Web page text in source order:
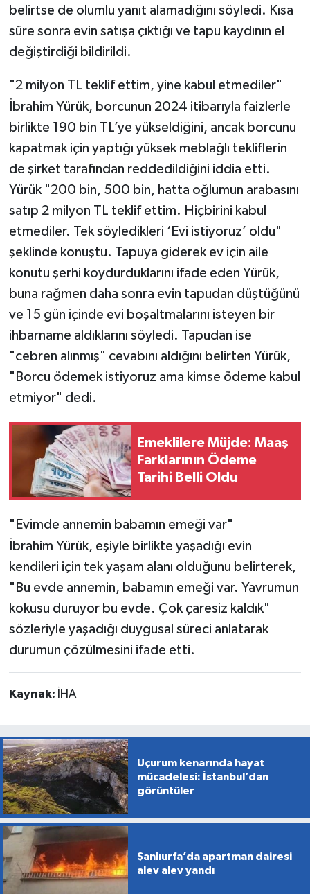
belirtse de olumlu yanıt alamadığını söyledi. Kısa
süre sonra evin satışa çıktığı ve tapu kaydının el
değiştirdiği bildirildi.
"2 milyon TL teklif ettim, yine kabul etmediler"
İbrahim Yürük, borcunun 2024 itibarıyla faizlerle
birlikte 190 bin TL’ye yükseldiğini, ancak borcunu
kapatmak için yaptığı yüksek meblağlı tekliflerin
de şirket tarafından reddedildiğini iddia etti.
Yürük "200 bin, 500 bin, hatta oğlumun arabasını
satıp 2 milyon TL teklif ettim. Hiçbirini kabul
etmediler. Tek söyledikleri ‘Evi istiyoruz’ oldu"
şeklinde konuştu. Tapuya giderek ev için aile
konutu şerhi koydurduklarını ifade eden Yürük,
buna rağmen daha sonra evin tapudan düştüğünü
ve 15 gün içinde evi boşaltmalarını isteyen bir
ihbarname aldıklarını söyledi. Tapudan ise
"cebren alınmış" cevabını aldığını belirten Yürük,
"Borcu ödemek istiyoruz ama kimse ödeme kabul
etmiyor" dedi.
Emeklilere Müjde: Maaş
Farklarının Ödeme
Tarihi Belli Oldu
"Evimde annemin babamın emeği var"
İbrahim Yürük, eşiyle birlikte yaşadığı evin
kendileri için tek yaşam alanı olduğunu belirterek,
"Bu evde annemin, babamın emeği var. Yavrumun
kokusu duruyor bu evde. Çok çaresiz kaldık"
sözleriyle yaşadığı duygusal süreci anlatarak
durumun çözülmesini ifade etti.
Kaynak: İHA
Uçurum kenarında hayat
mücadelesi: İstanbul’dan
görüntüler
Şanlıurfa’da apartman dairesi
alev alev yandı